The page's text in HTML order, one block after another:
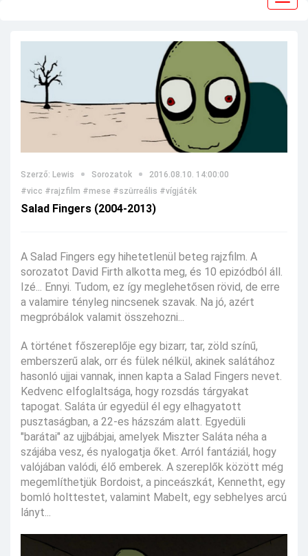
Szerző: Lewis Sorozatok
2016.08.10. 14:00:00
#vicc #rajzfilm #mese #szürreális #vígjáték
Salad Fingers (2004-2013)
A Salad Fingers egy hihetetlenül beteg rajzfilm. A
sorozatot David Firth alkotta meg, és 10 epizódból áll.
Izé... Ennyi. Tudom, ez így meglehetősen rövid, de erre
a valamire tényleg nincsenek szavak. Na jó, azért
megpróbálok valamit összehozni...
A történet főszereplője egy bizarr, tar, zöld színű,
emberszerű alak, orr és fülek nélkül, akinek salátához
hasonló ujjai vannak, innen kapta a Salad Fingers nevet.
Kedvenc elfoglaltsága, hogy rozsdás tárgyakat
tapogat. Saláta úr egyedül él egy elhagyatott
pusztaságban, a 22-es házszám alatt. Egyedüli
"barátai" az ujjbábjai, amelyek Miszter Saláta néha a
szájába vesz, és nyalogatja őket. Arról fantáziál, hogy
valójában valódi, élő emberek. A szereplők között még
megemlíthetjük Bordoist, a pinceászkát, Kennetht, egy
bomló holttestet, valamint Mabelt, egy sebhelyes arcú
lányt...